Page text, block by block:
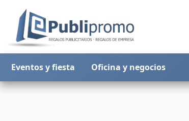
Eventos y fiesta Oficina y negocios